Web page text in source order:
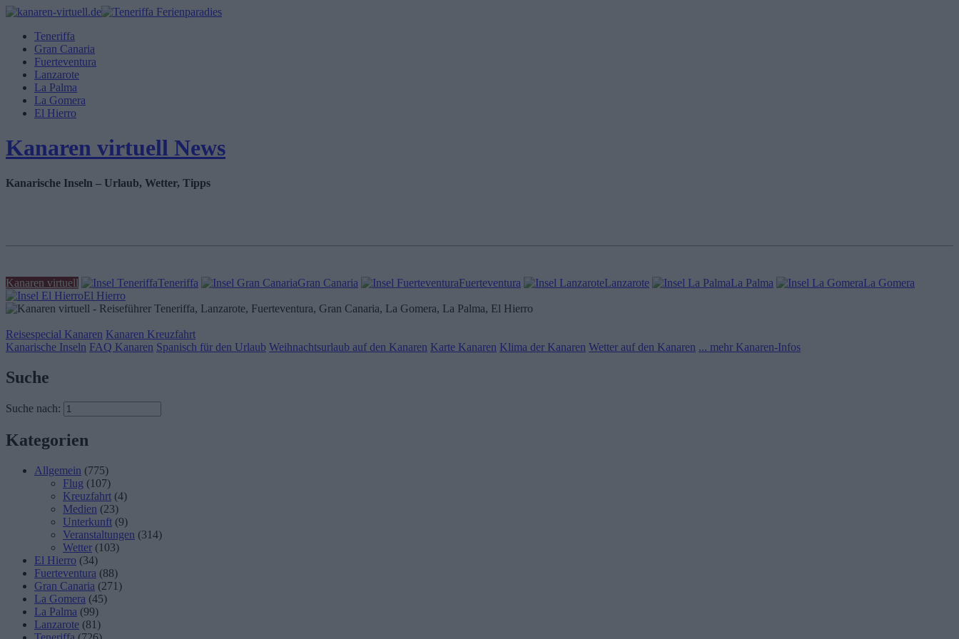
Teneriffa
Gran Canaria
Fuerteventura
Lanzarote
La Palma
La Gomera
El Hierro
Kanaren virtuell News
Kanarische Inseln – Urlaub, Wetter, Tipps
Kanaren virtuell Teneriffa Gran Canaria Fuerteventura Lanzarote La Palma
La Gomera
El Hierro
Reisespecial Kanaren Kanaren Kreuzfahrt
Kanarische Inseln FAQ Kanaren Spanisch für den Urlaub Weihnachtsurlaub auf den Kanaren Karte Kanaren Klima der Kanaren Wetter auf den Kanaren ... mehr Kanaren-Infos
Suche
Suche nach:
Kategorien
Allgemein (775)
Flug (107)
Kreuzfahrt (4)
Medien (23)
Unterkunft (9)
Veranstaltungen (314)
Wetter (103)
El Hierro (34)
Fuerteventura (88)
Gran Canaria (271)
La Gomera (45)
La Palma (99)
Lanzarote (81)